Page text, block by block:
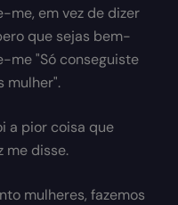
me, em vez de dizer
que sejas bem-
me "Só conseguiste
mulher".
a pior coisa que
me disse.
mulheres, fazemos